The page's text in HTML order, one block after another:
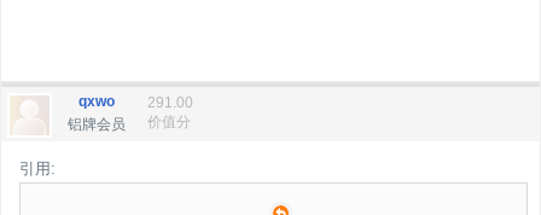
qxwo
铝牌会员
291.00
价值分
引用: